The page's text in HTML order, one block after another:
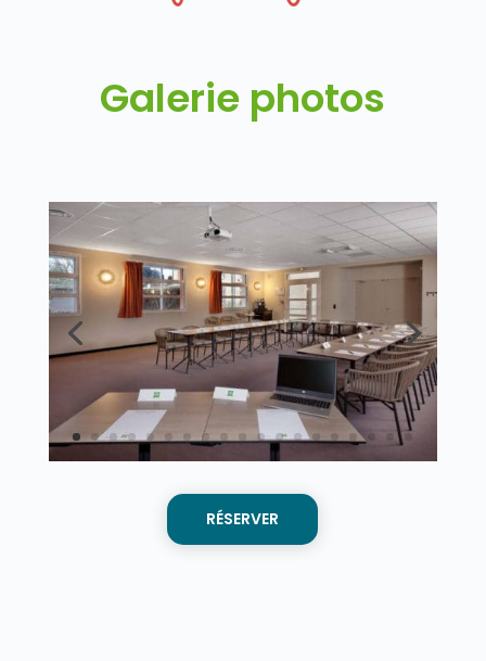
Galerie photos
RÉSERVER